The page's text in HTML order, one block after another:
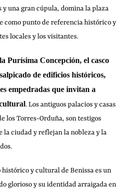
y una gran cúpula, domina la plaza
como punto de referencia histórico y
locales y los visitantes.
Purísima Concepción, el casco
de edificios históricos,
empedradas que invitan a
. Los antiguos palacios y casas
los Torres-Orduña, son testigos
la ciudad y reflejan la nobleza y la
y cultural de Benissa es un
glorioso y su identidad arraigada en